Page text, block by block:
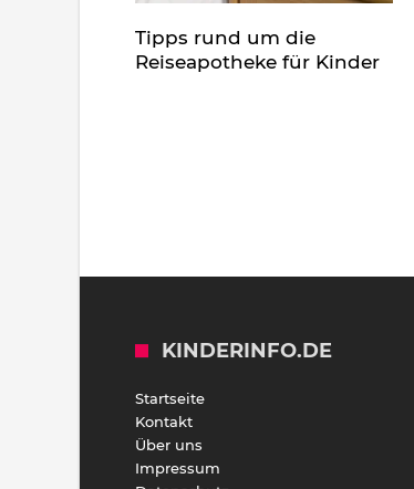
Tipps rund um die
Reiseapotheke für Kinder
KINDERINFO.DE
Startseite
Kontakt
Über uns
Impressum